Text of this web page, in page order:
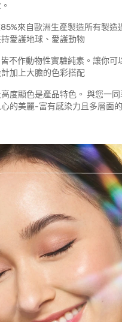
85%來自歐洲生產製造所有製
愛護地球、愛護動物
皆不作動物性實驗純素。讓你可
加上大膽的色彩搭配
度顯色是產品特色。 與您一
的美麗-富有感染力且多層面